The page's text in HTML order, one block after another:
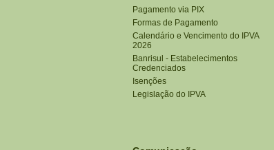
Pagamento via PIX
Formas de Pagamento
Calendário e Vencimento do IPVA
2026
Banrisul - Estabelecimentos
Credenciados
Isenções
Legislação do IPVA